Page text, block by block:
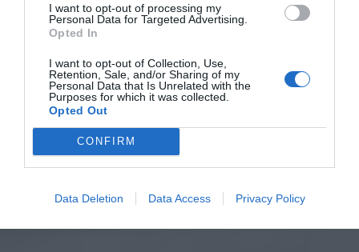
I want to opt-out of processing my
Personal Data for Targeted Advertising.
Opted In
I want to opt-out of Collection, Use,
Retention, Sale, and/or Sharing of my
Personal Data that Is Unrelated with the
Purposes for which it was collected.
Opted Out
CONFIRM
Data Deletion Data Access Privacy Policy